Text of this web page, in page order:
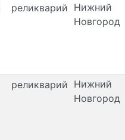
реликварий Нижний
Новгород
реликварий Нижний
Новгород